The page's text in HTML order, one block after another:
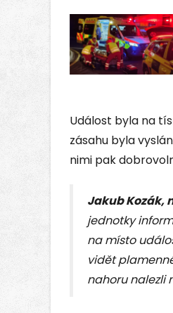
Událost byla na
zásahu byla
nimi pak
Jakub Kozák,
jednotky
na místo
vidět
nahoru nalezli